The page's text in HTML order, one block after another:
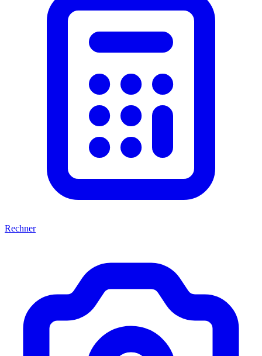
Rechner